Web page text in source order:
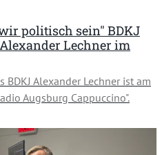
politisch sein" BDKJ
Lechner im
BDKJ Alexander Lechner ist am
Augsburg Cappuccino".